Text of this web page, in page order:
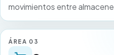
movimientos entre
ÁREA 03